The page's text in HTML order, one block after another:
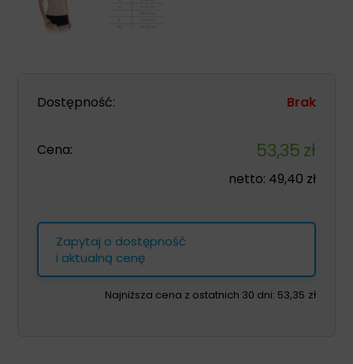
Dostępność: Brak
Cena: 53,35zł
netto: 49,40 zł
Zapytaj o dostępność
i aktualną cenę
Najniższa cena z ostatnich 30 dni: 53,35 zł